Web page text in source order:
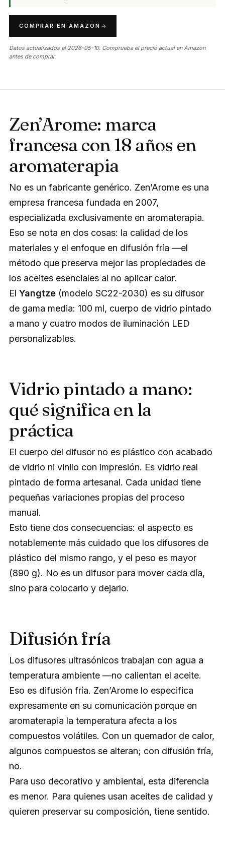
COMPRAR EN AMAZON
Datos actualizados el 2026-05-10. Comprueba el precio actual en Amazon
antes de comprar.
Zen’Arome: marca
francesa con 18 años en
aromaterapia
No es un fabricante genérico. Zen’Arome es una
empresa francesa fundada en 2007,
especializada exclusivamente en aromaterapia.
Eso se nota en dos cosas: la calidad de los
materiales y el enfoque en difusión fría —el
método que preserva mejor las propiedades de
los aceites esenciales al no aplicar calor.
El Yangtze (modelo SC22-2030) es su difusor
de gama media: 100 ml, cuerpo de vidrio pintado
a mano y cuatro modos de iluminación LED
personalizables.
Vidrio pintado a mano:
qué significa en la
práctica
El cuerpo del difusor no es plástico con acabado
de vidrio ni vinilo con impresión. Es vidrio real
pintado de forma artesanal. Cada unidad tiene
pequeñas variaciones propias del proceso
manual.
Esto tiene dos consecuencias: el aspecto es
notablemente más cuidado que los difusores de
plástico del mismo rango, y el peso es mayor
(890 g). No es un difusor para mover cada día,
sino para colocarlo y dejarlo.
Difusión fría
Los difusores ultrasónicos trabajan con agua a
temperatura ambiente —no calientan el aceite.
Eso es difusión fría. Zen’Arome lo especifica
expresamente en su comunicación porque en
aromaterapia la temperatura afecta a los
compuestos volátiles. Con un quemador de calor,
algunos compuestos se alteran; con difusión fría,
no.
Para uso decorativo y ambiental, esta diferencia
es menor. Para quienes usan aceites de calidad y
quieren preservar su composición, tiene sentido.